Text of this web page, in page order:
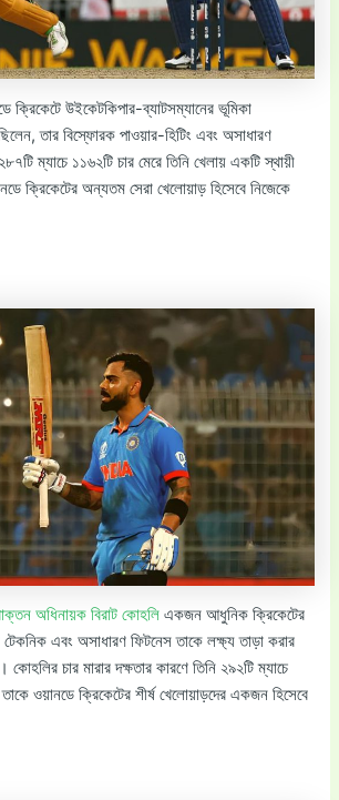
ক্রিকেটে উইকেটকিপার-ব্যাটসম্যানের ভূমিকা
তার বিস্ফোরক পাওয়ার-হিটিং এবং অসাধারণ
ম্যাচে ১১৬২টি চার মেরে তিনি খেলায় একটি স্থায়ী
ক্রিকেটের অন্যতম সেরা খেলোয়াড় হিসেবে নিজেকে
অধিনায়ক বিরাট কোহলি একজন আধুনিক ক্রিকেটের
এবং অসাধারণ ফিটনেস তাকে লক্ষ্য তাড়া করার
কোহলির চার মারার দক্ষতার কারণে তিনি ২৯২টি ম্যাচে
ওয়ানডে ক্রিকেটের শীর্ষ খেলোয়াড়দের একজন হিসেবে